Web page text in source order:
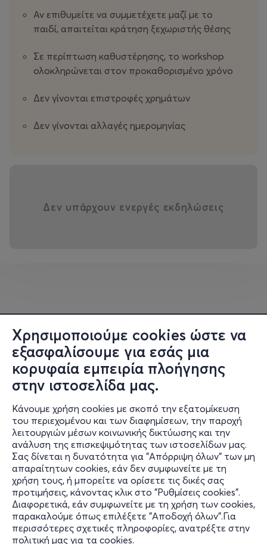
Χρησιμοποιούμε cookies ώστε να
εξασφαλίσουμε για εσάς μια
κορυφαία εμπειρία πλοήγησης
στην ιστοσελίδα μας.
Κάνουμε χρήση cookies με σκοπό την εξατομίκευση
του περιεχομένου και των διαφημίσεων, την παροχή
λειτουργιών μέσων κοινωνικής δικτύωσης και την
ανάλυση της επισκεψιμότητας των ιστοσελίδων μας.
Σας δίνεται η δυνατότητα για "Απόρριψη όλων" των μη
απαραίτητων cookies, εάν δεν συμφωνείτε με τη
χρήση τους, ή μπορείτε να ορίσετε τις δικές σας
προτιμήσεις, κάνοντας κλικ στο "Ρυθμίσεις cookies".
Διαφορετικά, εάν συμφωνείτε με τη χρήση των cookies,
παρακαλούμε όπως επιλέξετε "Αποδοχή όλων".Για
περισσότερες σχετικές πληροφορίες, ανατρέξτε στην
πολιτική μας για τα cookies.
Προστατευτικός εξοπλισμός
Όλα τα υλικά (χρώματα & εργαλεία)
Αν επιθυμείτε να συμμετέχετε μαζί με το
παιδί, απαιτείται κράτηση ξεχωριστής θέσης
Σε περίπτωση καθυστέρησης, το workshop
ολοκληρώνεται στον προκαθορισμένο χρόνο
Δεν γίνονται επιστροφές χρημάτων
Δεν γίνονται αλλαγές ημερομηνίας
Δεν υπάρχουν ενεργές εκδηλώσεις
Πληροφορίες
Υποστήριξη
Stay Connected